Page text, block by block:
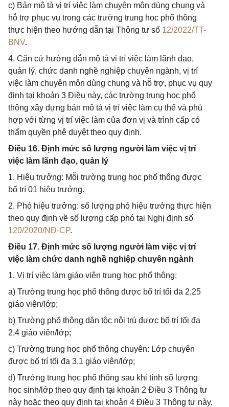
c) Bản mô tả vị trí việc làm chuyên môn dùng chung và
hỗ trợ phục vụ trong các trường trung học phổ thông
thực hiện theo hướng dẫn tại Thông tư số 12/2022/TT-
BNV.
4. Căn cứ hướng dẫn mô tả vị trí việc làm lãnh đạo,
quản lý, chức danh nghề nghiệp chuyên ngành, vị trí
việc làm chuyên môn dùng chung và hỗ trợ, phục vụ quy
định tại khoản 3 Điều này, các trường trung học phổ
thông xây dựng bản mô tả vị trí việc làm cụ thể và phù
hợp với từng vị trí việc làm của đơn vị và trình cấp có
thẩm quyền phê duyệt theo quy định.
Điều 16. Định mức số lượng người làm việc vị trí
việc làm lãnh đạo, quản lý
1. Hiệu trưởng: Mỗi trường trung học phổ thông được
bố trí 01 hiệu trưởng.
2. Phó hiệu trưởng: số lượng phó hiệu trưởng thực hiện
theo quy định về số lượng cấp phó tại Nghị định số
120/2020/NĐ-CP.
Điều 17. Định mức số lượng người làm việc vị trí
việc làm chức danh nghề nghiệp chuyên ngành
1. Vị trí việc làm giáo viên trung học phổ thông:
a) Trường trung học phổ thông được bố trí tối đa 2,25
giáo viên/lớp;
b) Trường phổ thông dân tộc nội trú được bố trí tối đa
2,4 giáo viên/lớp;
c) Trường trung học phổ thông chuyên: Lớp chuyên
được bố trí tối đa 3,1 giáo viên/lớp;
d) Trường trung học phổ thông sau khi tính số lượng
học sinh/lớp theo quy định tại khoản 2 Điều 3 Thông tư
này hoặc theo quy định tại khoản 4 Điều 3 Thông tư này,